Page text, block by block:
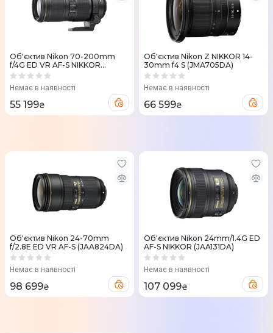
Об'єктив Nikon 70-200mm
f/4G ED VR AF-S NIKKOR
(JAA815DA)
Немає в наявності
55 199₴
Об'єктив Nikon Z NIKKOR 14-
30mm f4 S (JMA705DA)
Немає в наявності
66 599₴
Об'єктив Nikon 24-70mm
f/2.8E ED VR AF-S (JAA824DA)
Немає в наявності
98 699₴
Об'єктив Nikon 24mm/1.4G ED
AF-S NIKKOR (JAA131DA)
Немає в наявності
107 099₴